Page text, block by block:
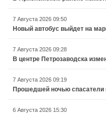
7 Августа 2026 09:50
Новый автобус выйдет на
7 Августа 2026 09:28
В центре Петрозаводска
7 Августа 2026 09:19
Прошедшей ночью
6 Августа 2026 15:30